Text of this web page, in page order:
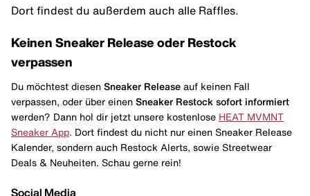
Dort findest du außerdem auch alle Raffles.
Keinen Sneaker Release oder Restock
verpassen
Du möchtest diesen Sneaker Release auf keinen Fall
verpassen, oder über einen Sneaker Restock sofort informiert
werden? Dann hol dir jetzt unsere kostenlose HEAT MVMNT
Sneaker App . Dort findest du nicht nur einen Sneaker Release
Kalender, sondern auch Restock Alerts, sowie Streetwear
Deals & Neuheiten. Schau gerne rein!
Social Media